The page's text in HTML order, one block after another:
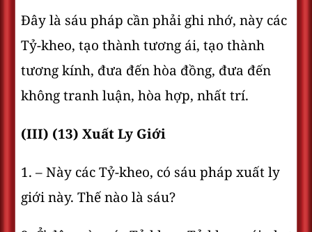
Ðây là sáu pháp cần phải ghi nhớ, này các
Tỷ-kheo, tạo thành tương ái, tạo thành
tương kính, đưa đến hòa đồng, đưa đến
không tranh luận, hòa hợp, nhất trí.
(III) (13) Xuất Ly Giới
1. – Này các Tỷ-kheo, có sáu pháp xuất ly
giới này. Thế nào là sáu?